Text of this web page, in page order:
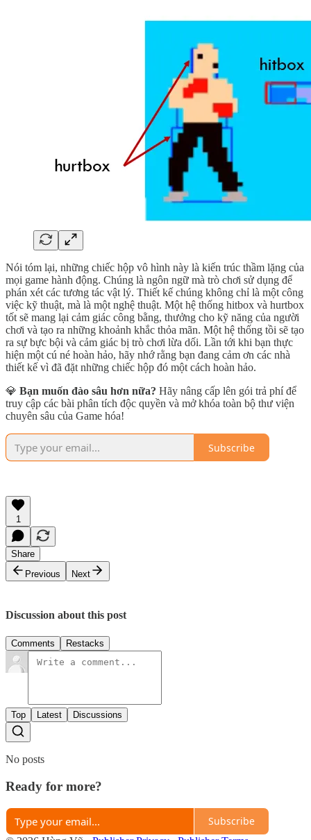
Nói tóm lại, những chiếc hộp vô hình này là kiến trúc thầm lặng của
mọi game hành động. Chúng là ngôn ngữ mà trò chơi sử dụng để
phán xét các tương tác vật lý. Thiết kế chúng không chỉ là một công
việc kỹ thuật, mà là một nghệ thuật. Một hệ thống hitbox và hurtbox
tốt sẽ mang lại cảm giác công bằng, thưởng cho kỹ năng của người
chơi và tạo ra những khoảnh khắc thỏa mãn. Một hệ thống tồi sẽ tạo
ra sự bực bội và cảm giác bị trò chơi lừa dối. Lần tới khi bạn thực
hiện một cú né hoàn hảo, hãy nhớ rằng bạn đang cảm ơn các nhà
thiết kế vì đã đặt những chiếc hộp đó một cách hoàn hảo.
💎 Bạn muốn đào sâu hơn nữa? Hãy nâng cấp lên gói trả phí để
truy cập các bài phân tích độc quyền và mở khóa toàn bộ thư viện
chuyên sâu của Game hóa!
Subscribe
1
Share
Previous
Next
Discussion about this post
Comments Restacks
Top Latest Discussions
No posts
Ready for more?
Subscribe